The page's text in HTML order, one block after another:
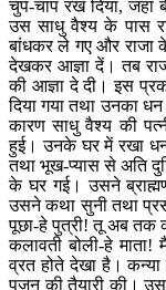
चुप-चाप रख दिया,
उस साधु वैश्य के पास
बांधकर ले गए और राजा
देखकर आज्ञा दें।तब
की आज्ञा दे दी। इस
दिया गया तथा उनका
कारण साधु वैश्य की
हुई। उनके घर में रखा धन
तथा भूख-प्यास से अति
के घर गई। उसने
उसने कथा सुनी तथा
पूछा-हे पुत्री! तू अब तक
कलावती बोली-हे
व्रत होते देखा है।
पूजन की तैयारी की।